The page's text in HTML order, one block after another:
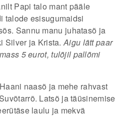
Papi talo mant pääle
talode esisugumaidsi
Sannu manu juhatasõ ja
Silver ja Krista. Aigu lätt paar
5 eurot, tulõjil pallõmi
naasõ ja mehe rahvast
Suvõtarrõ. Latsõ ja täüsinemise
laulu ja mekvä